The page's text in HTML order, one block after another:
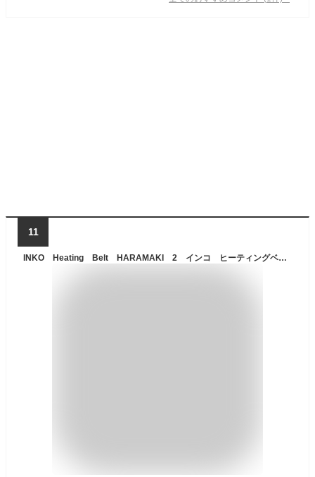
11
INKO Heating Belt HARAMAKI 2 インコ ヒーティングベルト ハラマキ2 人工スエード（ROA）【送料無料】【海外×】【あす楽】【s18】